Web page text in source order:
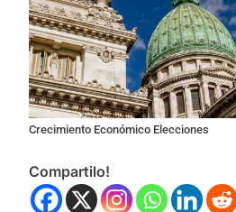
Crecimiento Económico Elecciones
Compartilo!